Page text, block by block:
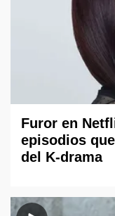
Furor en
episodios
del K-drama